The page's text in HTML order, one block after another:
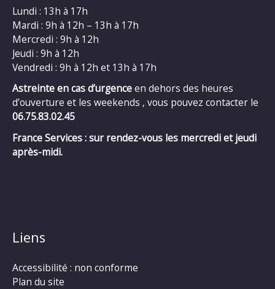
Lundi : 13h à 17h
Mardi : 9h à 12h – 13h à 17h
Mercredi : 9h à 12h
Jeudi : 9h à 12h
Vendredi : 9h à 12h et 13h à 17h
Astreinte en cas d’urgenceen dehors des heures
d’ouverture et les weekends , vous pouvez contacter le
06.75.83.02.45
France Services : sur rendez-vous les mercredi et jeudi
après-midi.
Liens
Accessibilité : non conforme
Plan du site